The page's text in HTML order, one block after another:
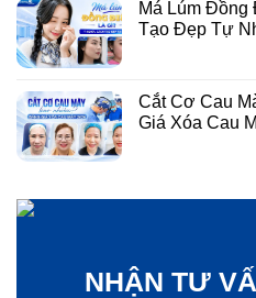
Má Lúm Đồng
Tạo Đẹp Tự
Cắt Cơ Cau
Giá Xóa Cau
NHẬN TƯ